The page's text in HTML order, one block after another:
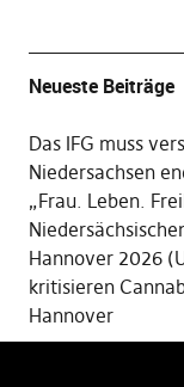
Neueste Beiträge
Das IFG muss
Niedersachsen
„Frau. Leben.
Hannover 2026
kritisieren
Hannover